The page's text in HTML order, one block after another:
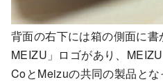
背面の右下には箱の側面に
MEIZU」ロゴがあり、
CoとMeizuの共同の製品とな